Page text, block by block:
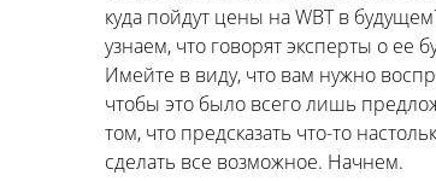
куда пойдут цены на WBT в
узнаем, что говорят эксперты о ее
Имейте в виду, что вам нужно
чтобы это было всего лишь
том, что предсказать что-то
сделать все возможное. Начнем.